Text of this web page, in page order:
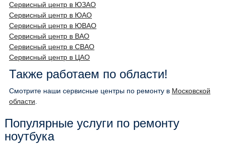
Сервисный центр в ЮЗАО
Сервисный центр в ЮАО
Сервисный центр в ЮВАО
Сервисный центр в ВАО
Сервисный центр в СВАО
Сервисный центр в ЦАО
Также работаем по области!
Смотрите наши сервисные центры по ремонту в Московской
области
Популярные услуги по ремонту
ноутбука